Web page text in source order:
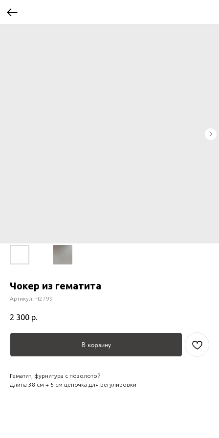
Чокер из гематита
Артикул: Ч2799
2 300 р.
В корзину
Гематит, фурнитура с позолотой
Длина 38 см + 5 см цепочка для регулировки